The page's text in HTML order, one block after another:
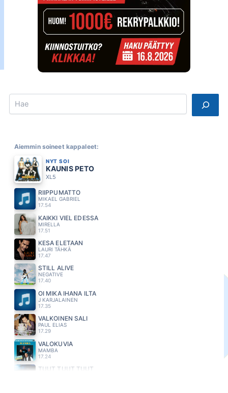
Search
Aiemmin soineet kappaleet:
NYT SOI
KAUNIS PETO
XL5
RIIPPUMATTO
MIKAEL GABRIEL
17.54
KAIKKI VIEL EDESSÄ
MIRELLA
17.51
KESÄ ELETÄÄN
LAURI TÄHKÄ
17.47
STILL ALIVE
NEGATIVE
17.40
OI MIKÄ IHANA ILTA
J KARJALAINEN
17.35
VALKOINEN SALI
PAUL ELIAS
17.29
VALOKUVIA
MAMBA
17.24
TUUT TUUT TUUT